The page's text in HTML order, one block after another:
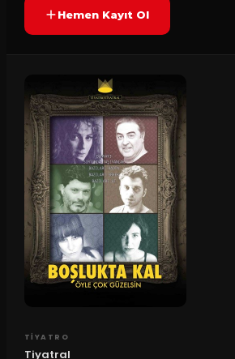
Hemen Kayıt Ol
TIYATRO
Tiyatral